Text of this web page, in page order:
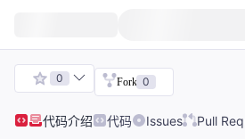
0 Fork 0
代码介绍 代码 Issues Pull